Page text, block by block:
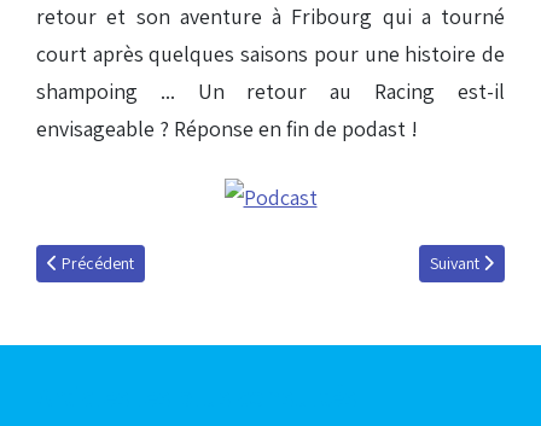
retour et son aventure à Fribourg qui a tourné
court après quelques saisons pour une histoire de
shampoing ... Un retour au Racing est-il
envisageable ? Réponse en fin de podast !
Article précédent : Evénement à venir !
Précédent Article suivant
Suivant